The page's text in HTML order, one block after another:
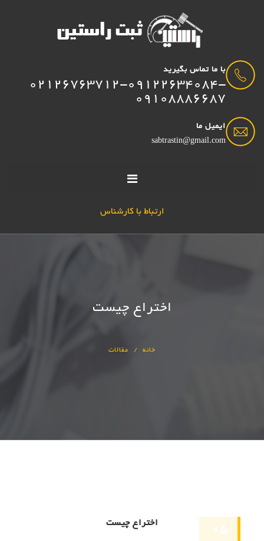
با ما تماس بگیرید
02126763712-09122634084-
09108886687
ایمیل ما
sabtrastin@gmail.com
ارتباط با کارشناس
اختراع چیست
خانه مقالات
05 اختراع چیست